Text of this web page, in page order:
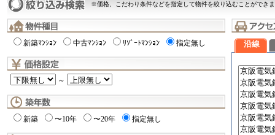
※価格、こだわり条件などを指定して物件を絞り込むことができ
新築ﾏﾝｼｮﾝ 中古ﾏﾝｼｮﾝ ﾘｿﾞｰﾄﾏﾝｼｮﾝ 指定無し
～
新築 〜10年 〜20年 指定無し
沿線